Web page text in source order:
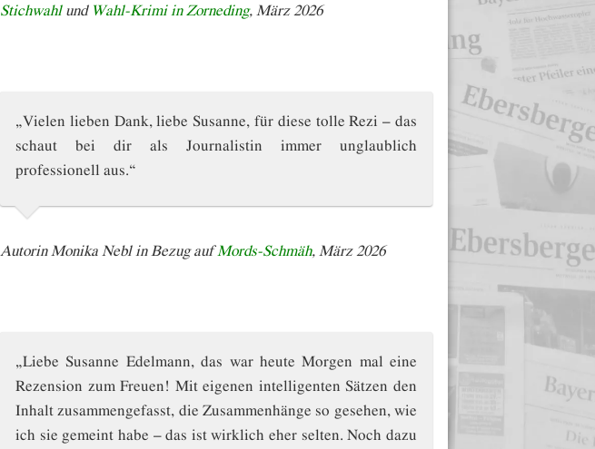
Stichwahlund Wahl-Krimi in Zorneding, März 2026
„Vielen lieben Dank, liebe Susanne, für diese tolle Rezi – das
schaut bei dir als Journalistin immer unglaublich
professionell aus.“
Autorin Monika Nebl in Bezug auf Mords-Schmäh, März 2026
„Liebe Susanne Edelmann, das war heute Morgen mal eine
Rezension zum Freuen! Mit eigenen intelligenten Sätzen den
Inhalt zusammengefasst, die Zusammenhänge so gesehen, wie
ich sie gemeint habe – das ist wirklich eher selten. Noch dazu